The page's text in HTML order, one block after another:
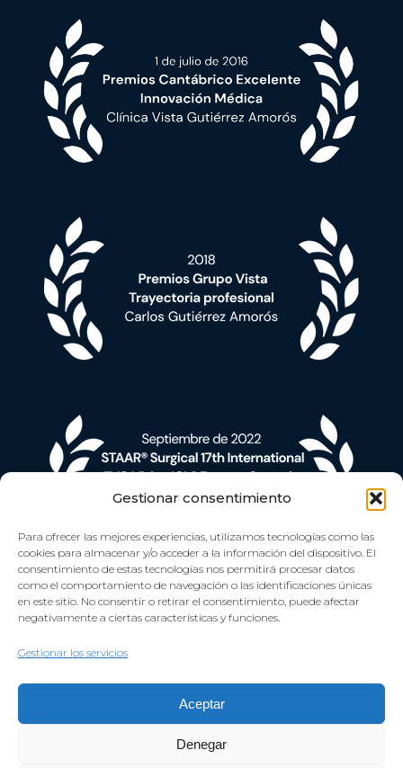
Gestionar consentimiento
Para ofrecer las mejores experiencias, utilizamos tecnologías como las
cookies para almacenar y/o acceder a la información del dispositivo. El
consentimiento de estas tecnologías nos permitirá procesar datos
como el comportamiento de navegación o las identificaciones únicas
en este sitio. No consentir o retirar el consentimiento, puede afectar
negativamente a ciertas características y funciones.
Gestionar los servicios
Aceptar
Denegar